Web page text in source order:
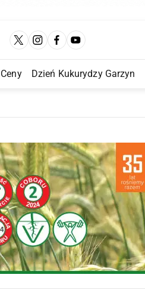
Ceny Dzień Kukurydzy Garzyn